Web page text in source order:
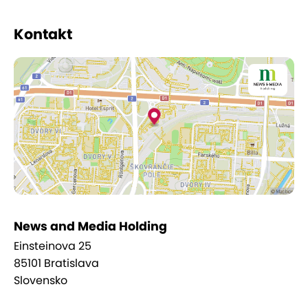
Kontakt
News and Media Holding
Einsteinova 25
85101 Bratislava
Slovensko